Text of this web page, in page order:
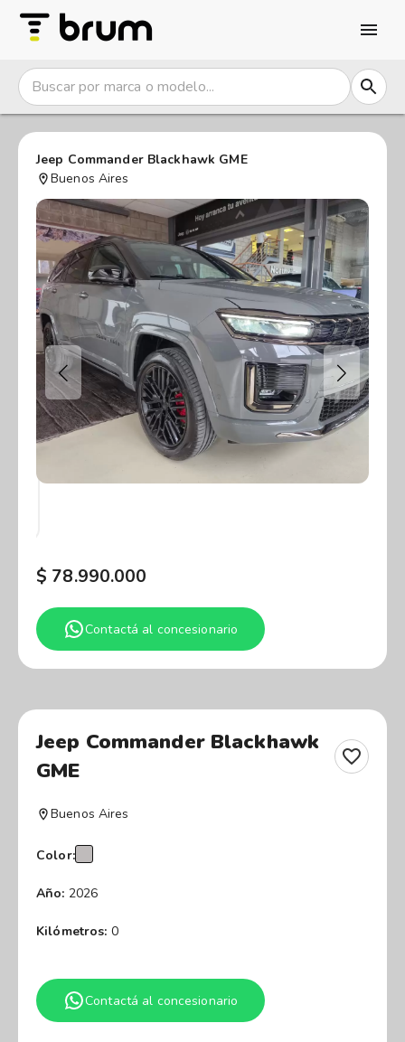
Jeep Commander Blackhawk GME
Buenos Aires
$ 78.990.000
Contactá al concesionario
Jeep Commander Blackhawk
GME
Buenos Aires
Color:
Año: 2026
Kilómetros: 0
Contactá al concesionario